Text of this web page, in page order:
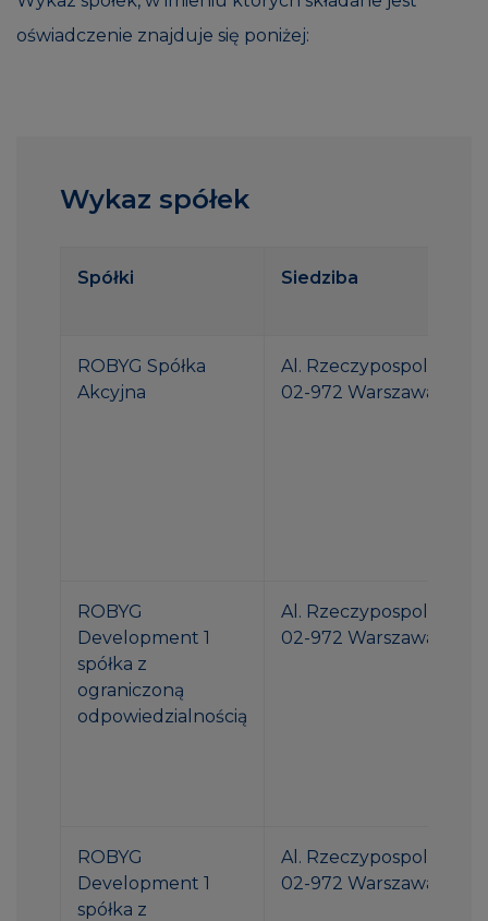
oświadczenie znajduje się poniżej:
Wykaz spółek
Spółki Siedziba
ROBYG Spółka
Akcyjna
Al. Rzeczypospolitej 1
02-972 Warszawa
ROBYG
Development 1
spółka z
ograniczoną
odpowiedzialnością
Al. Rzeczypospolitej 1
02-972 Warszawa
ROBYG
Development 1
spółka z
Al. Rzeczypospolitej 1
02-972 Warszawa